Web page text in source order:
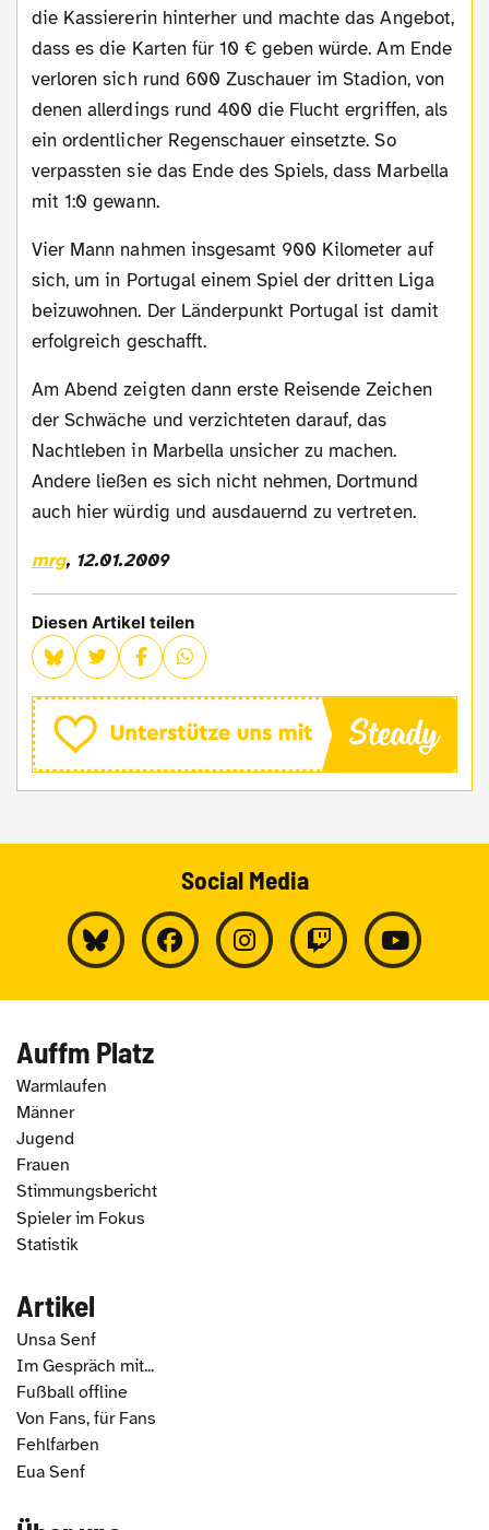
die Kassiererin hinterher und machte das Angebot,
dass es die Karten für 10 € geben würde. Am Ende
verloren sich rund 600 Zuschauer im Stadion, von
denen allerdings rund 400 die Flucht ergriffen, als
ein ordentlicher Regenschauer einsetzte. So
verpassten sie das Ende des Spiels, dass Marbella
mit 1:0 gewann.
Vier Mann nahmen insgesamt 900 Kilometer auf
sich, um in Portugal einem Spiel der dritten Liga
beizuwohnen. Der Länderpunkt Portugal ist damit
erfolgreich geschafft.
Am Abend zeigten dann erste Reisende Zeichen
der Schwäche und verzichteten darauf, das
Nachtleben in Marbella unsicher zu machen.
Andere ließen es sich nicht nehmen, Dortmund
auch hier würdig und ausdauernd zu vertreten.
mrg, 12.01.2009
Diesen Artikel teilen
Social Media
Auffm Platz
Warmlaufen
Männer
Jugend
Frauen
Stimmungsbericht
Spieler im Fokus
Statistik
Artikel
Unsa Senf
Im Gespräch mit...
Fußball offline
Von Fans, für Fans
Fehlfarben
Eua Senf